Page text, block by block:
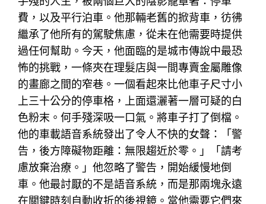
費，以及平行泊車。他那輛老舊的掀背車，彷彿
繼承了他所有的駕駛焦慮，從未在他需要時提供
過任何幫助。今天，他面臨的是城市傳說中最恐
怖的挑戰，一條夾在理髮店與一間專賣金屬雕像
的畫廊之間的窄巷。一個看起來比他車子尺寸小
上三十公分的停車格，上面還灑著一層可疑的白
色粉末。何手殘深吸一口氣。將車子打了倒檔。
他的車載語音系統發出了令人不快的女聲：「警
告，後方障礙物距離：無限趨近於零。」「請考
慮放棄治療。」他忽略了警告，開始緩慢地倒
車。他最討厭的不是語音系統，而是那兩塊永遠
在關鍵時刻自動收折的後視鏡。當他需要它們來